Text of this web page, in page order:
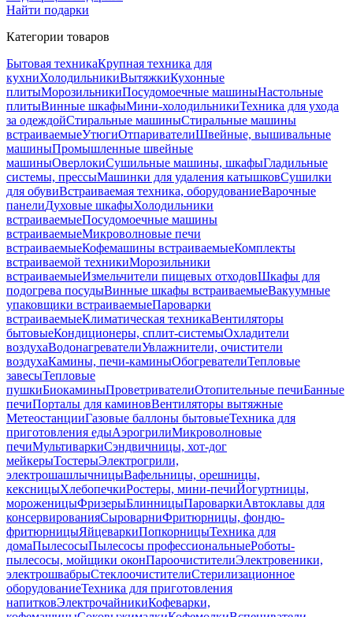
Найти подарки
Категории товаров
Бытовая техникаКрупная техника для
кухниХолодильникиВытяжкиКухонные
плитыМорозильникиПосудомоечные машиныНастольные
плитыВинные шкафыМини-холодильникиТехника для ухода
за одеждойСтиральные машиныСтиральные машины
встраиваемыеУтюгиОтпаривателиШвейные, вышивальные
машиныПромышленные швейные
машиныОверлокиСушильные машины, шкафыГладильные
системы, прессыМашинки для удаления катышковСушилки
для обувиВстраиваемая техника, оборудованиеВарочные
панелиДуховые шкафыХолодильники
встраиваемыеПосудомоечные машины
встраиваемыеМикроволновые печи
встраиваемыеКофемашины встраиваемыеКомплекты
встраиваемой техникиМорозильники
встраиваемыеИзмельчители пищевых отходовШкафы для
подогрева посудыВинные шкафы встраиваемыеВакуумные
упаковщики встраиваемыеПароварки
встраиваемыеКлиматическая техникаВентиляторы
бытовыеКондиционеры, сплит-системыОхладители
воздухаВодонагревателиУвлажнители, очистители
воздухаКамины, печи-каминыОбогревателиТепловые
завесыТепловые
пушкиБиокаминыПроветривателиОтопительные печиБанные
печиПорталы для каминовВентиляторы вытяжные
МетеостанцииГазовые баллоны бытовыеТехника для
приготовления едыАэрогрилиМикроволновые
печиМультиваркиСэндвичницы, хот-дог
мейкерыТостерыЭлектрогрили,
электрошашлычницыВафельницы, орешницы,
кексницыХлебопечкиРостеры, мини-печиЙогуртницы,
мороженицыФризерыБлинницыПароваркиАвтоклавы для
консервированияСыроварниФритюрницы, фондю-
фритюрницыЯйцеваркиПопкорницыТехника для
домаПылесосыПылесосы профессиональныеРоботы-
пылесосы, мойщики оконПароочистителиЭлектровеники,
электрошвабрыСтеклоочистителиСтерилизационное
оборудованиеТехника для приготовления
напитковЭлектрочайникиКофеварки,